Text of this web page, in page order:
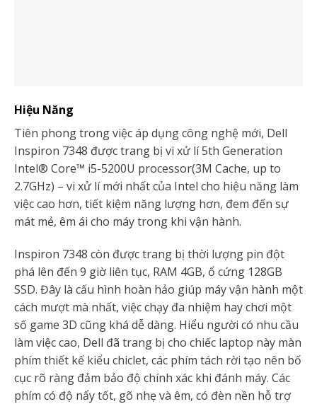
Hiệu Năng
Tiên phong trong việc áp dụng công nghệ mới, Dell
Inspiron 7348 được trang bị vi xử lí 5th Generation
Intel® Core™ i5-5200U processor(3M Cache, up to
2.7GHz) – vi xử lí mới nhất của Intel cho hiệu năng làm
việc cao hơn, tiết kiệm năng lượng hơn, đem đến sự
mát mẻ, êm ái cho máy trong khi vận hành.
Inspiron 7348 còn được trang bị thời lượng pin đột
phá lên đến 9 giờ liên tục, RAM 4GB, ổ cứng 128GB
SSD. Đây là cấu hình hoàn hảo giúp máy vận hành một
cách mượt mà nhất, việc chạy đa nhiệm hay chơi một
số game 3D cũng khá dễ dàng. Hiểu người có nhu cầu
làm việc cao, Dell đã trang bị cho chiếc laptop này màn
phím thiết kế kiểu chiclet, các phím tách rời tạo nên bố
cục rõ ràng đảm bảo độ chính xác khi đánh máy. Các
phím có độ nẩy tốt, gõ nhẹ và êm, có đèn nền hỗ trợ